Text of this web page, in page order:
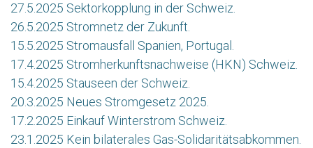
27.5.2025 Sektorkopplung in der Schweiz.
26.5.2025 Stromnetz der Zukunft.
15.5.2025 Stromausfall Spanien, Portugal.
17.4.2025 Stromherkunftsnachweise (HKN) Schweiz.
15.4.2025 Stauseen der Schweiz.
20.3.2025 Neues Stromgesetz 2025.
17.2.2025 Einkauf Winterstrom Schweiz.
23.1.2025 Kein bilaterales Gas-Solidaritätsabkommen.